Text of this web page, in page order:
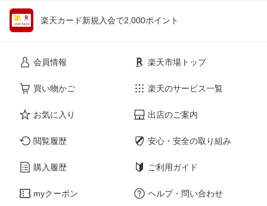
楽天カード新規入会で2,000ポイント
会員情報
買い物かご
お気に入り
閲覧履歴
購入履歴
myクーポン
楽天市場トップ
楽天のサービス一覧
出店のご案内
安心・安全の取り組み
ご利用ガイド
ヘルプ・問い合わせ